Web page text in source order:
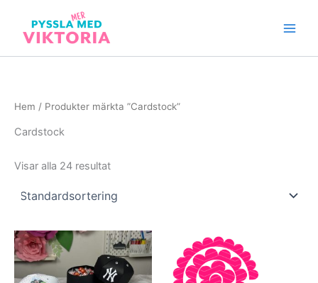
innehåll
Hem / Produkter märkta ”Cardstock”
Cardstock
Visar alla 24 resultat